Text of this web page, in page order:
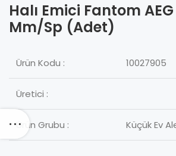
Halı Emici Fantom
Mm/Sp (Adet)
Ürün Kodu : 10027905
Üretici :
Ürün Grubu : Küçük Ev